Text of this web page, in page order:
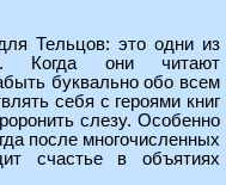
Тельцов: это одни из
Когда они читают
буквально обо всем
себя с героями книг
слезу. Особенно
после многочисленных
счастье в объятиях